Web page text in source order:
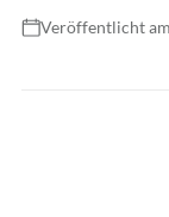
Veröffentlicht